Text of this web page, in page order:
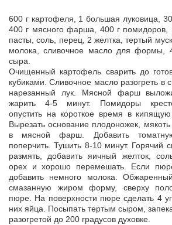
600 г картофеля, 1 большая луковица,
400 г мясного фарша, 400 г помидоров,
пасты, соль, перец, 2 желтка, тертый
молока, сливочное масло для формы,
сыра.
Очищенный картофель сварить до
кубиками. Сливочное масло разогреть в
нарезанный лук. Мясной фарш
жарить 4-5 минут. Помидоры
опустить на короткое время в
Вырезать основание плодоножек,
в мясной фарш. Добавить
поперчить. Тушить 8-10 минут. Горячий
размять, добавить яичный желток,
орех и хорошо перемешать. Если
добавить немного молока.
смазанную жиром форму, сверху
пюре. На поверхности пюре сделать 4
них яйца. Посыпать тертым сыром,
разогретой до 200 градусов духовке.